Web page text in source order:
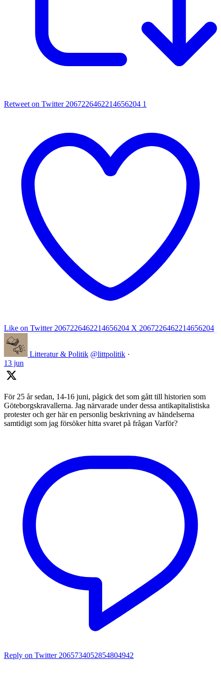
Retweet on Twitter 2067226462214656204 1
Like on Twitter 2067226462214656204 X 2067226462214656204
Litteratur & Politik @littpolitik ·
13 jun
För 25 år sedan, 14-16 juni, pågick det som gått till historien som
Göteborgskravallerna. Jag närvarade under dessa antikapitalistiska
protester och ger här en personlig beskrivning av händelserna
samtidigt som jag försöker hitta svaret på frågan Varför?
Reply on Twitter 2065734052854804942